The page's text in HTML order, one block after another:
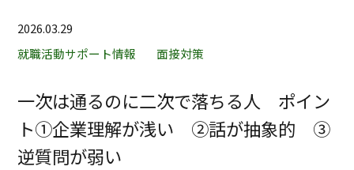
2026.03.29
就職活動サポート情報
面接対策
一次は通るのに二次で落ちる人 ポイン
ト①企業理解が浅い ②話が抽象的 ③
逆質問が弱い